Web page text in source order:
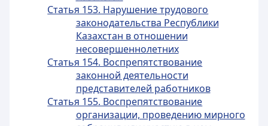
Статья 153. Нарушение трудового
законодательства Республики
Казахстан в отношении
несовершеннолетних
Статья 154. Воспрепятствование
законной деятельности
представителей работников
Статья 155. Воспрепятствование
организации, проведению мирного